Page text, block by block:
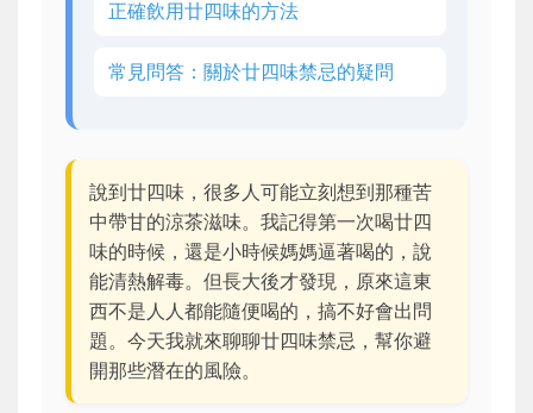
正確飲用廿四味的方法
常見問答：關於廿四味禁忌的疑問
說到廿四味，很多人可能立刻想到那種苦
中帶甘的涼茶滋味。我記得第一次喝廿四
味的時候，還是小時候媽媽逼著喝的，說
能清熱解毒。但長大後才發現，原來這東
西不是人人都能隨便喝的，搞不好會出問
題。今天我就來聊聊廿四味禁忌，幫你避
開那些潛在的風險。